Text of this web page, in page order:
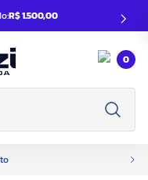
R$ 1.500,00
0